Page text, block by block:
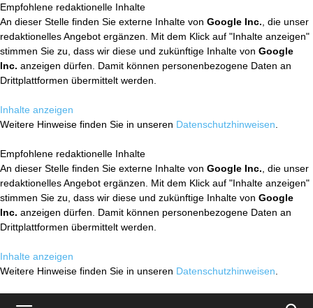
Empfohlene redaktionelle Inhalte
An dieser Stelle finden Sie externe Inhalte von Google Inc. , die unser
redaktionelles Angebot ergänzen. Mit dem Klick auf "Inhalte anzeigen"
stimmen Sie zu, dass wir diese und zukünftige Inhalte von Google
Inc. anzeigen dürfen. Damit können personenbezogene Daten an
Drittplattformen übermittelt werden.
Inhalte anzeigen
Weitere Hinweise finden Sie in unseren Datenschutzhinweisen
Empfohlene redaktionelle Inhalte
An dieser Stelle finden Sie externe Inhalte von Google Inc. , die unser
redaktionelles Angebot ergänzen. Mit dem Klick auf "Inhalte anzeigen"
stimmen Sie zu, dass wir diese und zukünftige Inhalte von Google
Inc. anzeigen dürfen. Damit können personenbezogene Daten an
Drittplattformen übermittelt werden.
Inhalte anzeigen
Weitere Hinweise finden Sie in unseren Datenschutzhinweisen